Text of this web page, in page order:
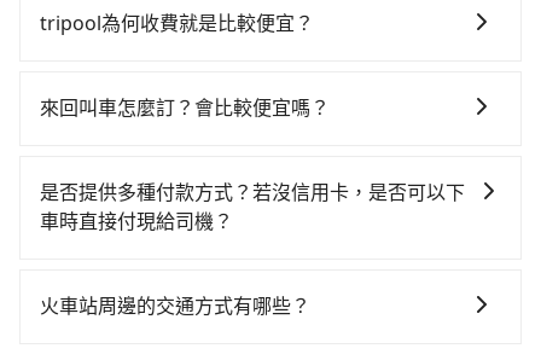
體驗較差的車款，如果人數超過四位，更是沒有較大的
或者撞凹的車門仍未被修理，每一次租車都好像在開樂
到停車位，對於急著用車或者要載其他乘客的人來說就
有不小的風險。最後，雖然路邊隨租隨還看似方便，但
時，就顯得非常不便。
新北的500倍之多。再加上南投縣有些計程車司機不按錶
上，tripool都是你從南投縣到奇異果快捷旅店 - 捷運文
預定時特別勾選，是可以讓置入提籠或提袋內的中小型
tripool為何收費就是比較便宜？
一次使用tripool的會擔心價格比市價便宜不少，是不是
淘汰顧客評分較低的司機，且車輛均要求5年內新車，司
機也絕對不會在車內吸煙，於新冠肺炎期間也絕對全程
車率，也就是提高俗稱「回頭車」的比例。這不僅體現
來回叫車怎麼訂？會比較便宜嗎？
趟車的資訊，所以如果需要來回叫車，請分兩筆訂單預
定。至於價格已經市場最優惠，並無特別針對來回車趟
是否提供多種付款方式？若沒信用卡，是否可以下
車時直接付現給司機？
(VISA/MasterCard/JCB)、簽帳卡 (金融信用卡) 和
火車站周邊的交通方式有哪些？